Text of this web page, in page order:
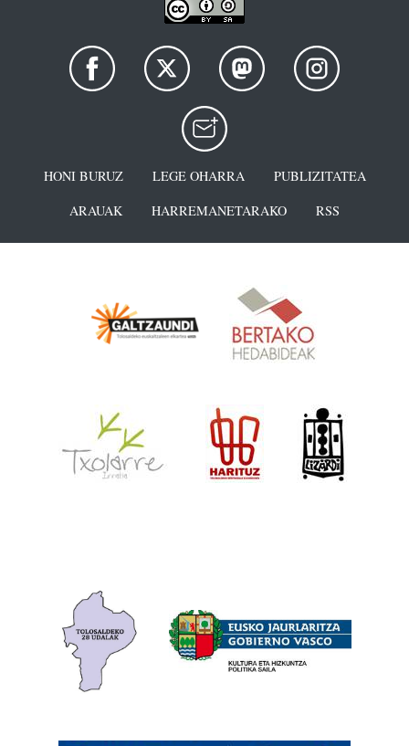
HONI BURUZ LEGE OHARRA
PUBLIZITATEA
ARAUAK
HARREMANETARAKO RSS